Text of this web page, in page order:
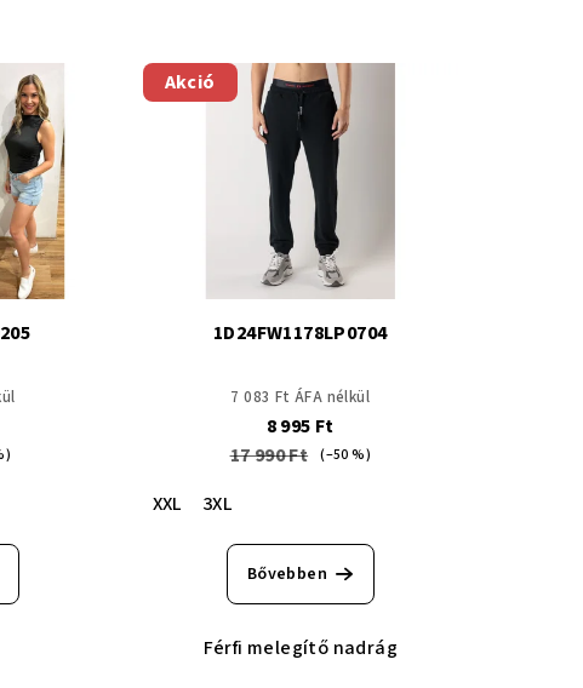
Akció
1D24FW1178LP0704
7 083 Ft ÁFA nélkül
8 995 Ft
17 990 Ft (–50 %)
XXL 3XL
Bővebben
Férfi melegítő nadrág